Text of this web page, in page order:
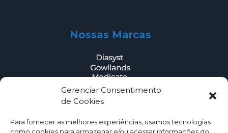
Gerenciar Consentimento
de Cookies
Para fornecer as melhores experiências, usamos tecnologias
Nossas Marcas